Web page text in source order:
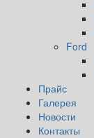
Ford
Прайс
Галерея
Новости
Контакты